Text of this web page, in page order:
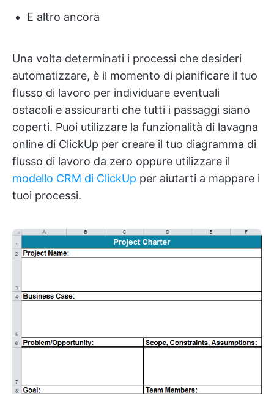
E altro ancora
Una volta determinati i processi che desideri
automatizzare, è il momento di pianificare il tuo
flusso di lavoro per individuare eventuali
ostacoli e assicurarti che tutti i passaggi siano
coperti. Puoi utilizzare la funzionalità di lavagna
online di ClickUp per creare il tuo diagramma di
flusso di lavoro da zero oppure utilizzare il
modello CRM di ClickUp per aiutarti a mappare i
tuoi processi.